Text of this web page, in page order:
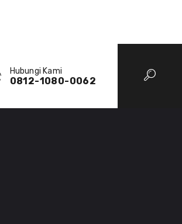
Hubungi Kami
0812-1080-0062